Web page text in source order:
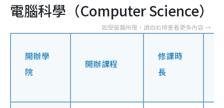
電腦科學（Computer Science）
開辦學
院
開辦課程
修課時
長